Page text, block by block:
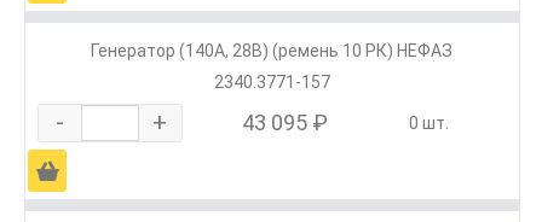
Генератор (140А, 28В) (ремень 10 РК) НЕФАЗ
2340.3771-157
- + 43 095 ₽ 0 шт.
Ä